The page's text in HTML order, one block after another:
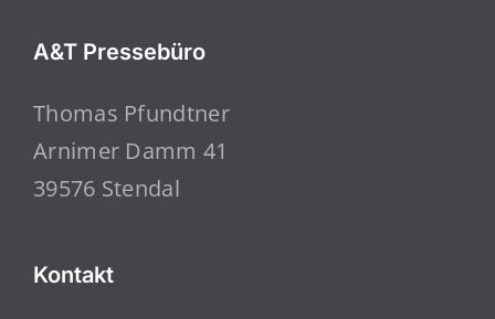
A&T Pressebüro
Thomas Pfundtner
Arnimer Damm 41
39576 Stendal
Kontakt